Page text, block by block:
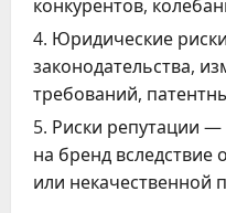
конкурентов,
Юридические
законодательства,
требований,
Риски репутации —
на бренд
или некачественной